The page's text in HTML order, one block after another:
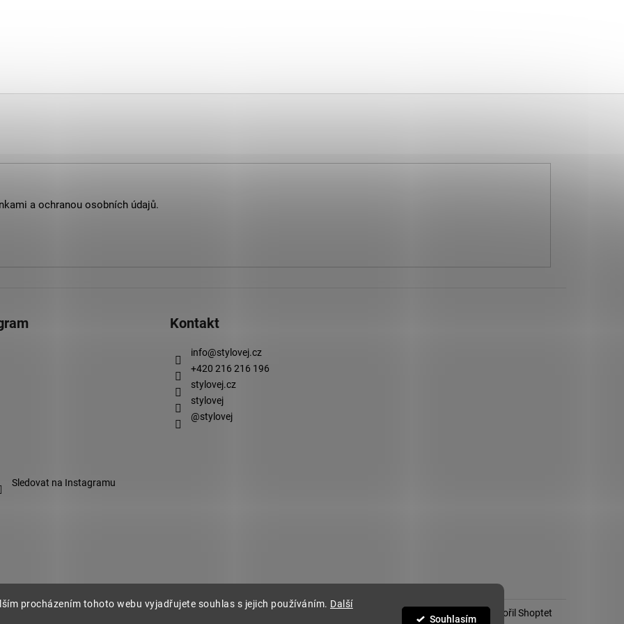
procházením tohoto webu vyjadřujete souhlas s jejich používáním. Další
Souhlasím
a ochranou osobních údajů.
Sledovat na Instagramu
Kontakt
info@stylovej.cz
+420 216 216 196
stylovej.cz
stylovej
@stylovej
Vytvořil Shoptet